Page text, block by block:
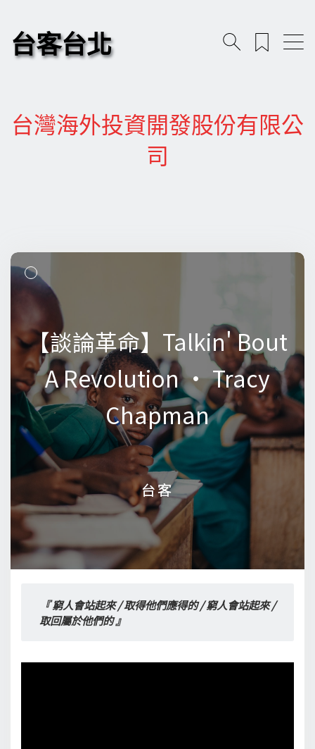
台客台北
台灣海外投資開發股份有限公
司
【談論革命】Talkin' Bout
A Revolution • Tracy
Chapman
台客
【談論革命】Talkin' Bout
A Revolution • Tracy
Chapman
台客
『 窮人會站起來 / 取得他們應得的 / 窮人會站起來 /
取回屬於他們的 』